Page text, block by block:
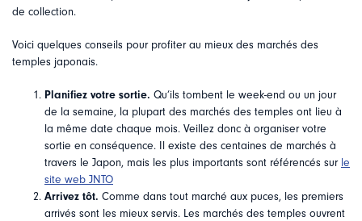
de collection.
Voici quelques conseils pour profiter au mieux des marchés des
temples japonais.
Planifiez votre sortie. Qu’ils tombent le week-end ou un jour
de la semaine, la plupart des marchés des temples ont lieu à
la même date chaque mois. Veillez donc à organiser votre
sortie en conséquence. Il existe des centaines de marchés à
travers le Japon, mais les plus importants sont référencés sur le
site web JNTO
Arrivez tôt. Comme dans tout marché aux puces, les premiers
arrivés sont les mieux servis. Les marchés des temples ouvrent